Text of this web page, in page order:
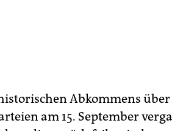
Abkommens
am 15. September